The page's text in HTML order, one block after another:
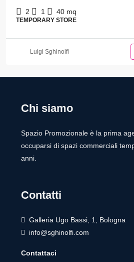
2 1 40 mq
TEMPORARY STORE
Luigi Sghinolfi
Chi siamo
Spazio Promozionale è la prima
occuparsi di spazi commerciali
anni.
Contatti
Galleria Ugo Bassi, 1, Bologna
info@sghinolfi.com
Contattaci